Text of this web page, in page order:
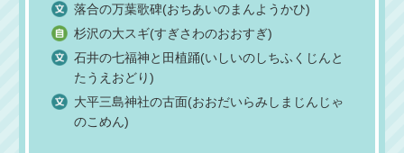
落合の万葉歌碑(おちあいのまんようかひ)
杉沢の大スギ(すぎさわのおおすぎ)
石井の七福神と田植踊(いしいのしちふくじんと
たうえおどり)
大平三島神社の古面(おおだいらみしまじんじゃ
のこめん)